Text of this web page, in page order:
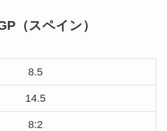
（スペイン）
8.5
14.5
8:2